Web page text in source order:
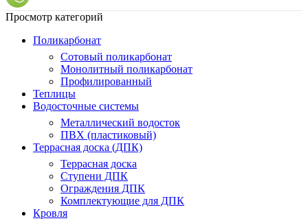
Просмотр категорий
Поликарбонат
Сотовый поликарбонат
Монолитный поликарбонат
Профилированный
Теплицы
Водосточные системы
Металлический водосток
ПВХ (пластиковый)
Террасная доска (ДПК)
Террасная доска
Ступени ДПК
Ограждения ДПК
Комплектующие для ДПК
Кровля